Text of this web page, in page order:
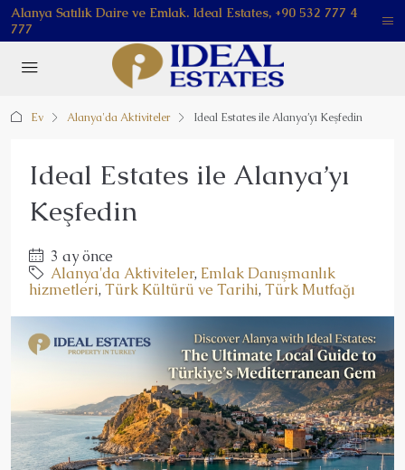
Alanya Satılık Daire ve Emlak. Ideal Estates, +90 532 777 4
777
Ev Alanya'da Aktiviteler Ideal Estates ile Alanya’yı Keşfedin
Ideal Estates ile Alanya’yı
Keşfedin
3 ay önce
Alanya'da Aktiviteler, Emlak Danışmanlık
hizmetleri, Türk Kültürü ve Tarihi, Türk Mutfağı